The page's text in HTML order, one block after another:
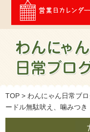
TOP > わんにゃん日常ブ
ードル無駄吠え、噛みつ